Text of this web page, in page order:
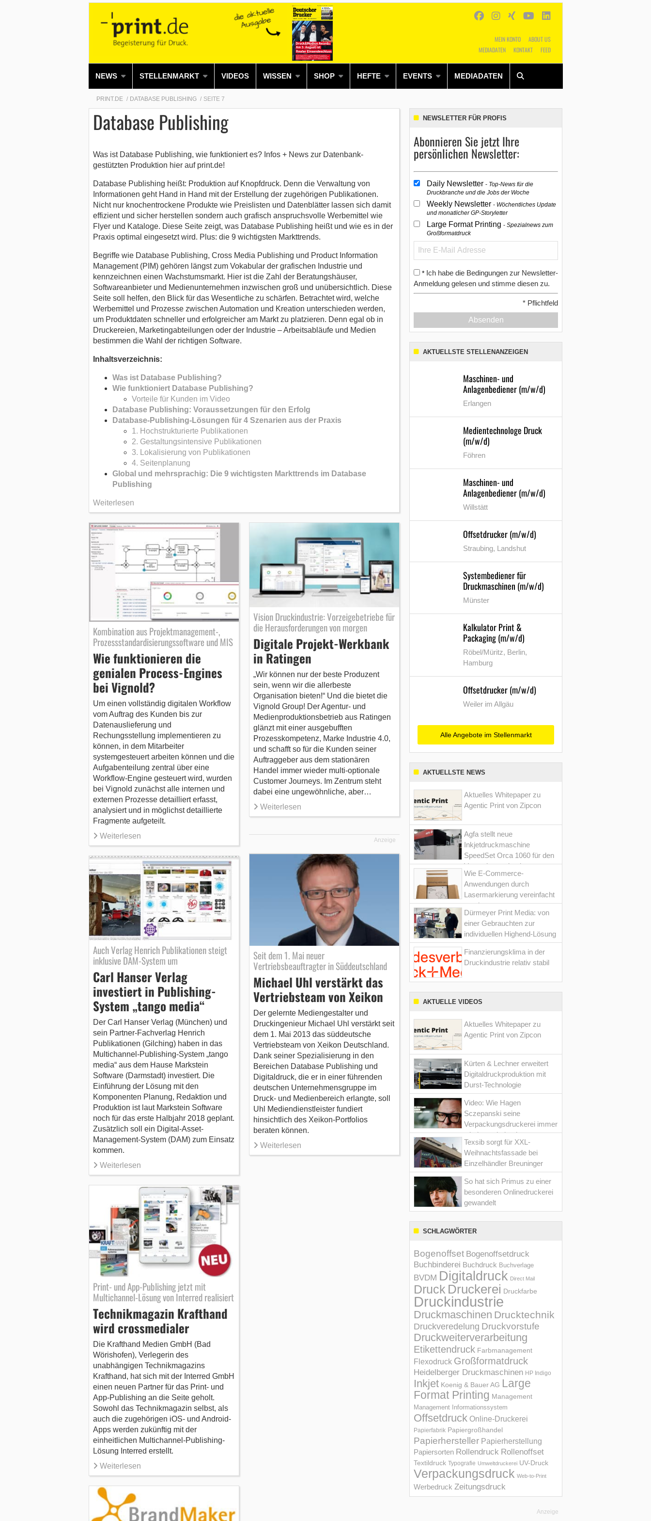
MEIN KONTO
ABOUT US
MEDIADATEN
KONTAKT FEED
NEWS STELLENMARKT VIDEOS WISSEN SHOP HEFTE EVENTS MEDIADATEN
Alles Shop SUCHEN
PRINT.DE DATABASE PUBLISHING SEITE 7
Database Publishing
Was ist Database Publishing, wie funktioniert es? Infos + News zur Datenbank-
gestützten Produktion hier auf print.de!
Database Publishing heißt: Produktion auf Knopfdruck. Denn die Verwaltung von
Informationen geht Hand in Hand mit der Erstellung der zugehörigen Publikationen.
Nicht nur knochentrockene Produkte wie Preislisten und Datenblätter lassen sich damit
effizient und sicher herstellen sondern auch grafisch anspruchsvolle Werbemittel wie
Flyer und Kataloge. Diese Seite zeigt, was Database Publishing heißt und wie es in der
Praxis optimal eingesetzt wird. Plus: die 9 wichtigsten Markttrends.
Begriffe wie Database Publishing, Cross Media Publishing und Product Information
Management (PIM) gehören längst zum Vokabular der grafischen Industrie und
kennzeichnen einen Wachstumsmarkt. Hier ist die Zahl der Beratungshäuser,
Softwareanbieter und Medienunternehmen inzwischen groß und unübersichtlich. Diese
Seite soll helfen, den Blick für das Wesentliche zu schärfen. Betrachtet wird, welche
Werbemittel und Prozesse zwischen Automation und Kreation unterschieden werden,
um Produktdaten schneller und erfolgreicher am Markt zu platzieren. Denn egal ob in
Druckereien, Marketingabteilungen oder der Industrie – Arbeitsabläufe und Medien
bestimmen die Wahl der richtigen Software.
Inhaltsverzeichnis:
Was ist Database Publishing?
Wie funktioniert Database Publishing?
Vorteile für Kunden im Video
Database Publishing: Voraussetzungen für den Erfolg
Database-Publishing-Lösungen für 4 Szenarien aus der Praxis
1. Hochstrukturierte Publikationen
2. Gestaltungsintensive Publikationen
3. Lokalisierung von Publikationen
4. Seitenplanung
Global und mehrsprachig: Die 9 wichtigsten Markttrends im Database
Publishing
Weiterlesen
Kombination aus Projektmanagement-,
Prozessstandardisierungssoftware und MIS
Wie funktionieren die
genialen Process-Engines
bei Vignold?
Um einen vollständig digitalen Workflow
vom Auftrag des Kunden bis zur
Datenauslieferung und
Rechungsstellung implementieren zu
können, in dem Mitarbeiter
systemgesteuert arbeiten können und die
Aufgabenteilung zentral über eine
Workflow-Engine gesteuert wird, wurden
bei Vignold zunächst alle internen und
externen Prozesse detailliert erfasst,
analysiert und in möglichst detaillierte
Fragmente aufgeteilt.
Weiterlesen
Vision Druckindustrie: Vorzeigebetriebe für
die Herausforderungen von morgen
Digitale Projekt-Werkbank
in Ratingen
„Wir können nur der beste Produzent
sein, wenn wir die allerbeste
Organisation bieten!“ Und die bietet die
Vignold Group! Der Agentur- und
Medienproduktionsbetrieb aus Ratingen
glänzt mit einer ausgebufften
Prozesskompetenz, Marke Industrie 4.0,
und schafft so für die Kunden seiner
Auftraggeber aus dem stationären
Handel immer wieder multi-optionale
Customer Journeys. Im Zentrum steht
dabei eine ungewöhnliche, aber…
Weiterlesen
Auch Verlag Henrich Publikationen steigt
inklusive DAM-System um
Carl Hanser Verlag
investiert in Publishing-
System „tango media“
Der Carl Hanser Verlag (München) und
sein Partner-Fachverlag Henrich
Publikationen (Gilching) haben in das
Multichannel-Publishing-System „tango
media“ aus dem Hause Markstein
Software (Darmstadt) investiert. Die
Einführung der Lösung mit den
Komponenten Planung, Redaktion und
Produktion ist laut Markstein Software
noch für das erste Halbjahr 2018 geplant.
Zusätzlich soll ein Digital-Asset-
Management-System (DAM) zum Einsatz
kommen.
Weiterlesen
Anzeige
Print- und App-Publishing jetzt mit
Multichannel-Lösung von Interred realisiert
Technikmagazin Krafthand
wird crossmedialer
Die Krafthand Medien GmbH (Bad
Wörishofen), Verlegerin des
unabhängigen Technikmagazins
Krafthand, hat sich mit der Interred GmbH
einen neuen Partner für das Print- und
App-Publishing an die Seite geholt.
Sowohl das Technikmagazin selbst, als
auch die zugehörigen iOS- und Android-
Apps werden zukünftig mit der
einheitlichen Multichannel-Publishing-
Lösung Interred erstellt.
Weiterlesen
Seit dem 1. Mai neuer
Vertriebsbeauftragter in Süddeutschland
Michael Uhl verstärkt das
Vertriebsteam von Xeikon
Der gelernte Mediengestalter und
Druckingenieur Michael Uhl verstärkt seit
dem 1. Mai 2013 das süddeutsche
Vertriebsteam von Xeikon Deutschland.
Dank seiner Spezialisierung in den
Bereichen Database Publishing und
Digitaldruck, die er in einer führenden
deutschen Unternehmensgruppe im
Druck- und Medienbereich erlangte, soll
Uhl Mediendienstleister fundiert
hinsichtlich des Xeikon-Portfolios
beraten können.
Weiterlesen
NEWSLETTER FÜR PROFIS
Abonnieren Sie jetzt Ihre
persönlichen Newsletter:
Daily Newsletter Top-News für die
Druckbranche und die Jobs der Woche
Weekly Newsletter Wöchentliches Update
und monatlicher GP-Storyletter
Large Format Printing Spezialnews zum
Großformatdruck
* Ich habe die Bedingungen zur Newsletter-
Anmeldung gelesen und stimme diesen zu.
* Pflichtfeld
Absenden
AKTUELLSTE STELLENANZEIGEN
Maschinen- und
Anlagenbediener (m/w/d)
Erlangen
Medientechnologe Druck
(m/w/d)
Föhren
Maschinen- und
Anlagenbediener (m/w/d)
Willstätt
Offsetdrucker (m/w/d)
Straubing, Landshut
Systembediener für
Druckmaschinen (m/w/d)
Münster
Kalkulator Print &
Packaging (m/w/d)
Röbel/Müritz, Berlin,
Hamburg
Offsetdrucker (m/w/d)
Weiler im Allgäu
Alle Angebote im Stellenmarkt
AKTUELLSTE NEWS
Aktuelles Whitepaper zu
Agentic Print von Zipcon
Agfa stellt neue
Inkjetdruckmaschine
SpeedSet Orca 1060 für den
Verpackungsdruck vor
Wie E-Commerce-
Anwendungen durch
Lasermarkierung vereinfacht
werden
Dürmeyer Print Media: von
einer Gebrauchten zur
individuellen Highend-Lösung
Finanzierungsklima in der
Druckindustrie relativ stabil
AKTUELLE VIDEOS
Aktuelles Whitepaper zu
Agentic Print von Zipcon
Kürten & Lechner erweitert
Digitaldruckproduktion mit
Durst-Technologie
Video: Wie Hagen
Sczepanski seine
Verpackungsdruckerei immer
wieder optimiert hat
Texsib sorgt für XXL-
Weihnachtsfassade bei
Einzelhändler Breuninger
So hat sich Primus zu einer
besonderen Onlinedruckerei
gewandelt
SCHLAGWÖRTER
Bogenoffset Bogenoffsetdruck
Buchbinderei Buchdruck Buchverlage
BVDM Digitaldruck Direct Mail
Druck Druckerei Druckfarbe
Druckindustrie
Druckmaschinen Drucktechnik
Druckveredelung Druckvorstufe
Druckweiterverarbeitung
Etikettendruck Farbmanagement
Flexodruck Großformatdruck
Heidelberger Druckmaschinen HP Indigo
Inkjet Koenig & Bauer AG Large
Format Printing Management
Management Informations­system
Offsetdruck Online-Druckerei
Papierfabrik Papiergroßhandel
Papierhersteller Papierherstellung
Papiersorten Rollendruck Rollenoffset
Textildruck Typografie Umweltdruckerei UV-Druck
Verpackungsdruck Web-to-Print
Werbedruck Zeitungsdruck
Anzeige